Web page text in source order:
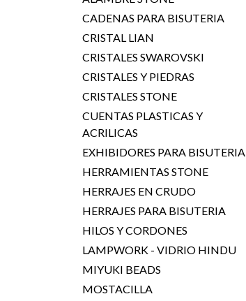
CADENAS PARA BISUTERIA
CRISTAL LIAN
CRISTALES SWAROVSKI
CRISTALES Y PIEDRAS
CRISTALES STONE
CUENTAS PLASTICAS Y
ACRILICAS
EXHIBIDORES PARA BISUTERIA
HERRAMIENTAS STONE
HERRAJES EN CRUDO
HERRAJES PARA BISUTERIA
HILOS Y CORDONES
LAMPWORK - VIDRIO HINDU
MIYUKI BEADS
MOSTACILLA